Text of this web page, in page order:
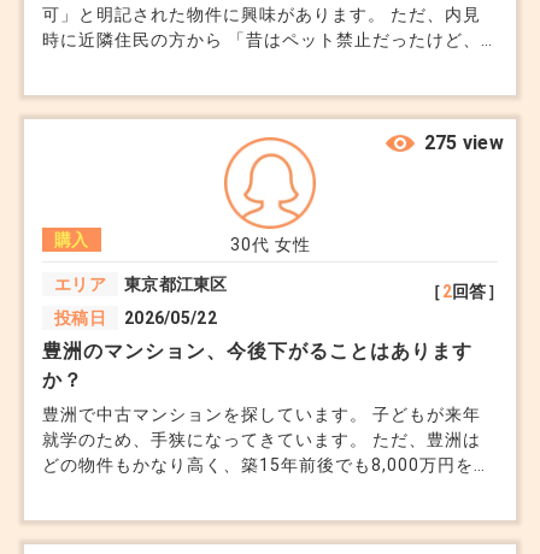
らいましょう。
5. 家族の避難可能性と備え
→ 小さなお子様やご高齢の方がいるご家庭で
は、万一の際の避難行動も現実的に考える必要があ
ります。「備えておけば安心」なのか、「避けた方
がいい」エリアなのかを見極めてください。
水害リスクは価格が安い理由として表に出にくい情
報でもあります。
納得のいく住環境を選びながら、将来的な出口（売
大切にしてみてください。
可」と明記された物件に興味があります。 ただ、内見
時に近隣住民の方から 「昔はペット禁止だったけど、
のか… と思うと心配です。 そもそも管理規約って住人の
多数決で変更できるのでしょうか？ せっかくのマイホ
ームで、 あとからペットを手放さなきゃいけないなん
てことにならないか不安です。 教えてください。
30代 女性
購入
エリア
東京都江東区
投稿日
2026/05/22
［2回答］
275 view
豊洲のマンション、今後下がることはあります
か？
豊洲で中古マンションを探しています。 子どもが来年
就学のため、手狭になってきています。 ただ、豊洲は
どの物件もかなり高く、築15年前後でも8,000万円を超
格で買っていいのか迷っています。 豊洲は人気がある